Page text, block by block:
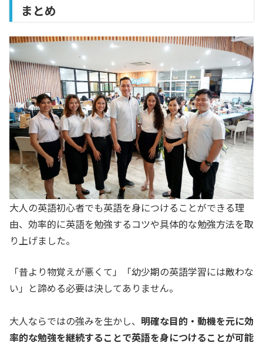
まとめ
大人の英語初心者でも英語を身につけることができる理
由、効率的に英語を勉強するコツや具体的な勉強方法を取
り上げました。
「昔より物覚えが悪くて」「幼少期の英語学習には敵わな
い」と諦める必要は決してありません。
大人ならではの強みを生かし、 明確な目的・動機を元に効
率的な勉強を継続することで英語を身につけることが可能